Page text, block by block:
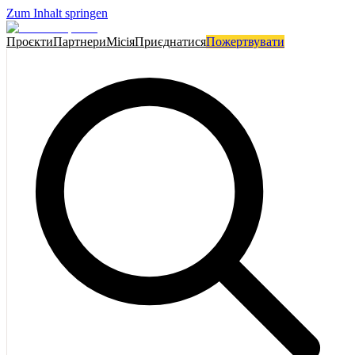
Zum Inhalt springen
ПроєктиПартнериМісіяПриєднатисяПожертвувати